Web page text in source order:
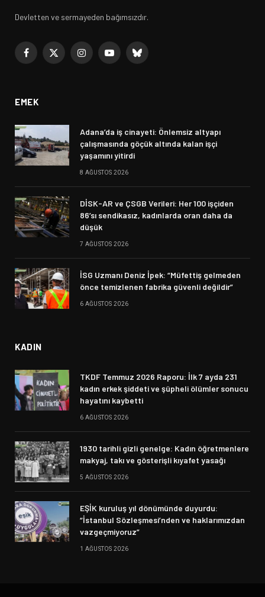
Devletten ve sermayeden bağımsızdır.
Facebook
X
InstagramYouTubeBluesky
EMEK
Adana’da iş cinayeti: Önlemsiz altyapı
çalışmasında göçük altında kalan işçi
yaşamını yitirdi
8 AĞUSTOS 2026
DİSK-AR ve ÇSGB Verileri: Her 100 işçiden
86’sı sendikasız, kadınlarda oran daha da
düşük
7 AĞUSTOS 2026
İSG Uzmanı Deniz İpek: “Müfettiş gelmeden
önce temizlenen fabrika güvenli değildir”
6 AĞUSTOS 2026
KADIN
TKDF Temmuz 2026 Raporu: İlk 7 ayda 231
kadın erkek şiddeti ve şüpheli ölümler sonucu
hayatını kaybetti
6 AĞUSTOS 2026
1930 tarihli gizli genelge: Kadın öğretmenlere
makyaj, takı ve gösterişli kıyafet yasağı
5 AĞUSTOS 2026
EŞİK kuruluş yıl dönümünde duyurdu:
“İstanbul Sözleşmesi’nden ve haklarımızdan
vazgeçmiyoruz”
1 AĞUSTOS 2026